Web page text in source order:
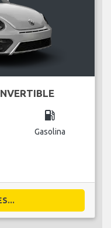
local_gas_station
Gasolina